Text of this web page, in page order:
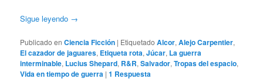
Sigue leyendo →
Publicado en Ciencia Ficción | Etiquetado Alcor,Alejo Carpentier,
El cazador de jaguares, Etiqueta rota,Júcar, La guerra
interminable, Lucius Shepard, R&R,Salvador,Tropas del espacio,
Vida en tiempo de guerra |1 Respuesta